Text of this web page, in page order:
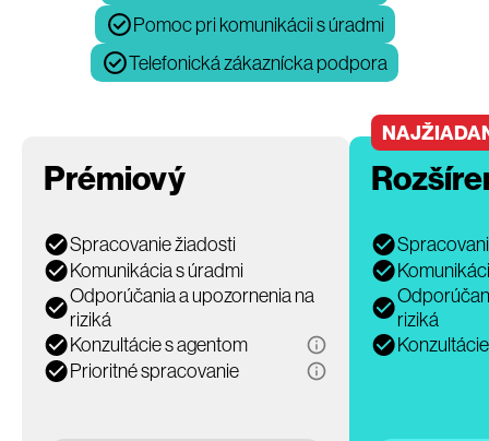
Pomoc pri komunikácii s úradmi
Telefonická zákaznícka podpora
Prémiový
Spracovanie žiadosti
Komunikácia s úradmi
Odporúčania a upozornenia na
riziká
Konzultácie s agentom
Prioritné spracovanie
riziká